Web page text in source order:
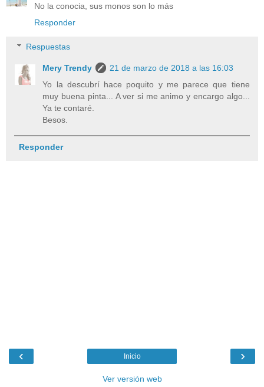
No la conocia, sus monos son lo más
Responder
Respuestas
Mery Trendy
21 de marzo de 2018 a las 16:03
Yo la descubrí hace poquito y me parece que tiene
muy buena pinta... A ver si me animo y encargo algo...
Ya te contaré.
Besos.
Responder
‹ ›
Inicio
Ver versión web